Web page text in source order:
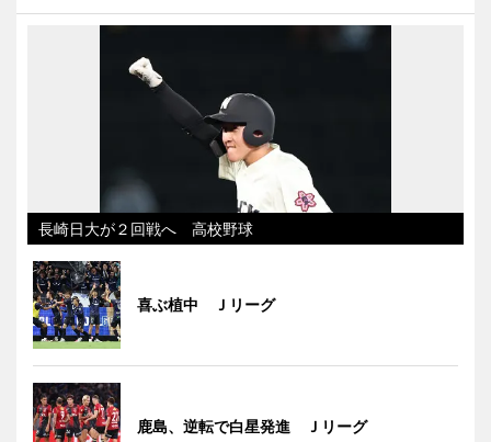
長崎日大が２回戦へ 高校野球
喜ぶ植中 Ｊリーグ
鹿島、逆転で白星発進 Ｊリーグ